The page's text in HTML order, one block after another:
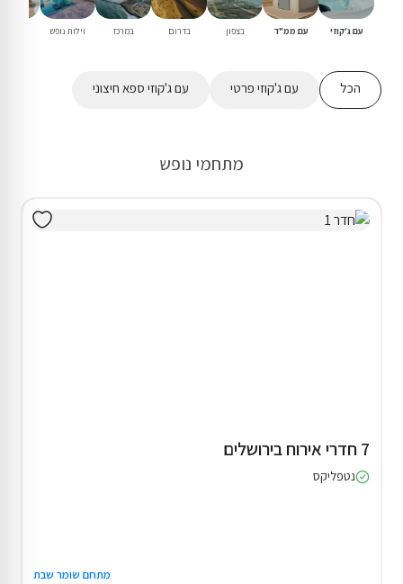
עם ג'קוזי עם ממ"ד בצפון בדרום במרכז וילות נופש
הכל עם ג'קוזי פרטי עם ג'קוזי ספא חיצוני
מתחמי נופש
7 חדרי אירוח בירושלים
נטפליקס
מתחם שומר שבת